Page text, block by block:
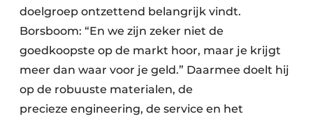
doelgroep ontzettend belangrijk vindt.
Borsboom: “En we zijn zeker niet de
goedkoopste op de markt hoor, maar je krijgt
meer dan waar voor je geld.” Daarmee doelt hij
op de robuuste materialen, de
precieze engineering, de service en het